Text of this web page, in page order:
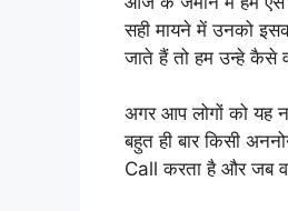
सही मायने में उनको
जाते हैं तो हम उन्हे कैसे
अगर आप लोगों को यह
बहुत ही बार किसी
Call करता है और जब